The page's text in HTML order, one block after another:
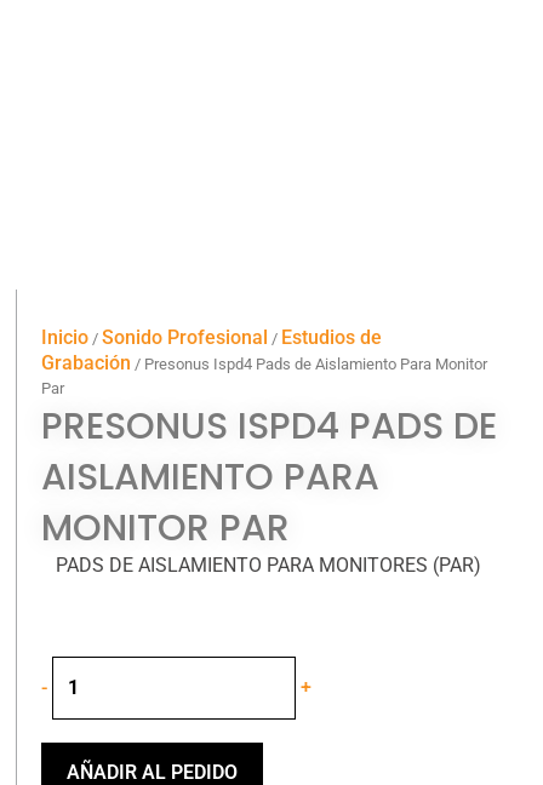
Inicio /Sonido Profesional / Estudios de
Grabación / Presonus Ispd4 Pads de Aislamiento Para Monitor
Par
PRESONUS ISPD4 PADS DE
AISLAMIENTO PARA
MONITOR PAR
PADS DE AISLAMIENTO PARA MONITORES (PAR)
-
Ispd4
Pads
de
Aislamiento
+
AÑADIR AL PEDIDO